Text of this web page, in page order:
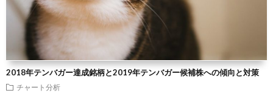
2018年テンバガー達成銘柄と2019年テンバガー候補株への傾向と対策
チャート分析